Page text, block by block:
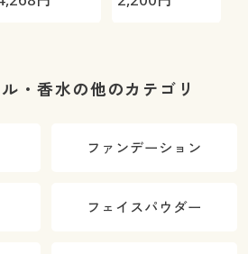
・香水の他のカテゴリ
ファンデーション
フェイスパウダー